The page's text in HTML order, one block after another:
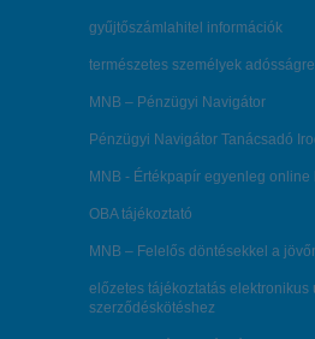
gyűjtőszámlahitel információk
természetes személyek
MNB – Pénzügyi Navigátor
Pénzügyi Navigátor Tanácsadó
MNB - Értékpapír egyenleg online
OBA tájékoztató
MNB – Felelős döntésekkel a
előzetes tájékoztatás elektronikus
szerződéskötéshez